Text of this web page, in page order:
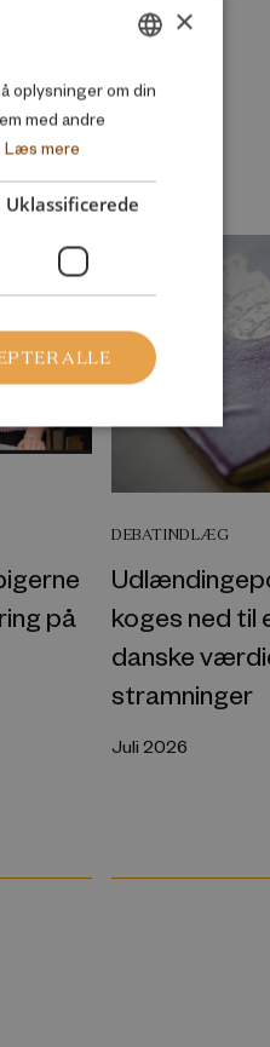
på
DEBATINDLÆG
koges ned til
danske
stramninger
Juli 2026
DANISH
×
oplysninger om din
med andre
Læs mere
Uklassificerede
ALLE